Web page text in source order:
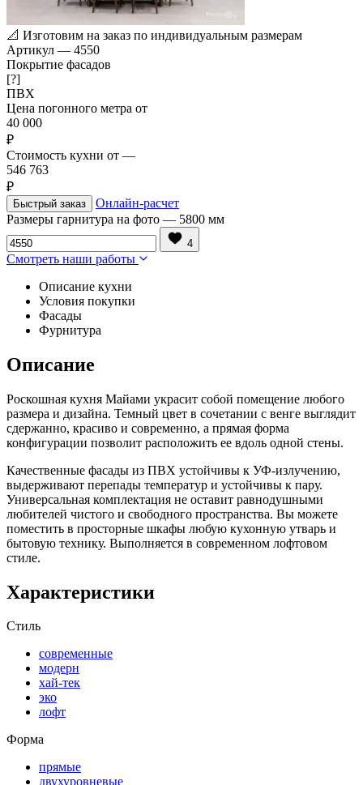
📐 Изготовим на заказ по индивидуальным размерам
Артикул — 4550
Покрытие фасадов
[?]
ПВХ
Цена погонного метра от
40 000
₽
Стоимость кухни от —
546 763
₽
Быстрый заказ
Онлайн-расчет
Размеры гарнитура на фото — 5800 мм
4
Смотреть наши работы
Описание кухни
Условия покупки
Фасады
Фурнитура
Описание
Роскошная кухня Майами украсит собой помещение любого
размера и дизайна. Темный цвет в сочетании с венге выглядит
сдержанно, красиво и современно, а прямая форма
конфигурации позволит расположить ее вдоль одной стены.
Качественные фасады из ПВХ устойчивы к УФ-излучению,
выдерживают перепады температур и устойчивы к пару.
Универсальная комплектация не оставит равнодушными
любителей чистого и свободного пространства. Вы можете
поместить в просторные шкафы любую кухонную утварь и
бытовую технику. Выполняется в современном лофтовом
стиле.
Характеристики
Стиль
современные
модерн
хай-тек
эко
лофт
Форма
прямые
двухуровневые